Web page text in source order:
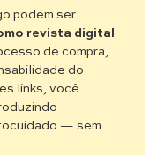
podem ser
revista digital
de compra,
do
links, você
— sem